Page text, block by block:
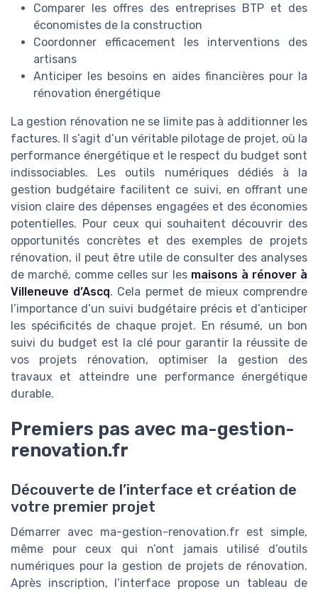
Comparer les offres des entreprises BTP et des
économistes de la construction
Coordonner efficacement les interventions des
artisans
Anticiper les besoins en aides financières pour la
rénovation énergétique
La gestion rénovation ne se limite pas à additionner les
factures. Il s’agit d’un véritable pilotage de projet, où la
performance énergétique et le respect du budget sont
indissociables. Les outils numériques dédiés à la
gestion budgétaire facilitent ce suivi, en offrant une
vision claire des dépenses engagées et des économies
potentielles. Pour ceux qui souhaitent découvrir des
opportunités concrètes et des exemples de projets
rénovation, il peut être utile de consulter des analyses
de marché, comme celles sur les maisons à rénover à
Villeneuve d’Ascq. Cela permet de mieux comprendre
l’importance d’un suivi budgétaire précis et d’anticiper
les spécificités de chaque projet. En résumé, un bon
suivi du budget est la clé pour garantir la réussite de
vos projets rénovation, optimiser la gestion des
travaux et atteindre une performance énergétique
durable.
Premiers pas avec ma-gestion-
renovation.fr
Découverte de l’interface et création de
votre premier projet
Démarrer avec ma-gestion-renovation.fr est simple,
même pour ceux qui n’ont jamais utilisé d’outils
numériques pour la gestion de projets de rénovation.
Après inscription, l’interface propose un tableau de